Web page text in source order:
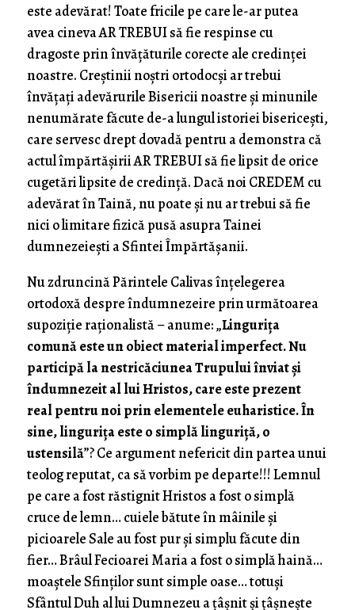
este adevărat! Toate fricile pe care le-ar putea
avea cineva AR TREBUI să fie respinse cu
dragoste prin învățăturile corecte ale credinței
noastre. Creștinii noștri ortodocși ar trebui
învățați adevărurile Bisericii noastre și minunile
nenumărate făcute de-a lungul istoriei bisericești,
care servesc drept dovadă pentru a demonstra că
actul împărtășirii AR TREBUI să fie lipsit de orice
cugetări lipsite de credință. Dacă noi CREDEM cu
adevărat în Taină, nu poate și nu ar trebui să fie
nici o limitare fizică pusă asupra Tainei
dumnezeiești a Sfintei Împărtășanii.
Nu zdruncină Părintele Calivas înțelegerea
ortodoxă despre îndumnezeire prin următoarea
supoziție raționalistă – anume: „Lingurița
comună este un obiect material imperfect. Nu
participă la nestricăciunea Trupului înviat și
îndumnezeit al lui Hristos, care este prezent
real pentru noi prin elementele euharistice. În
sine, lingurița este o simplă linguriță, o
ustensilă”? Ce argument nefericit din partea unui
teolog reputat, ca să vorbim pe departe!!! Lemnul
pe care a fost răstignit Hristos a fost o simplă
cruce de lemn… cuiele bătute în mâinile și
picioarele Sale au fost pur și simplu făcute din
fier… Brâul Fecioarei Maria a fost o simplă haină…
moaștele Sfinților sunt simple oase… totuși
Sfântul Duh al lui Dumnezeu a țâșnit și țâșnește